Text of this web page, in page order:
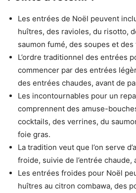
Les entrées de Noël peuvent
huîtres, des ravioles, du risotto,
saumon fumé, des soupes et
L’ordre traditionnel des entrées
commencer par des entrées
des entrées chaudes, avant de
Les incontournables pour un
comprennent des amuse-
cocktails, des verrines, du
foie gras.
La tradition veut que l’on serve
froide, suivie de l’entrée chaude,
Les entrées froides pour Noël
huîtres au citron combawa, des